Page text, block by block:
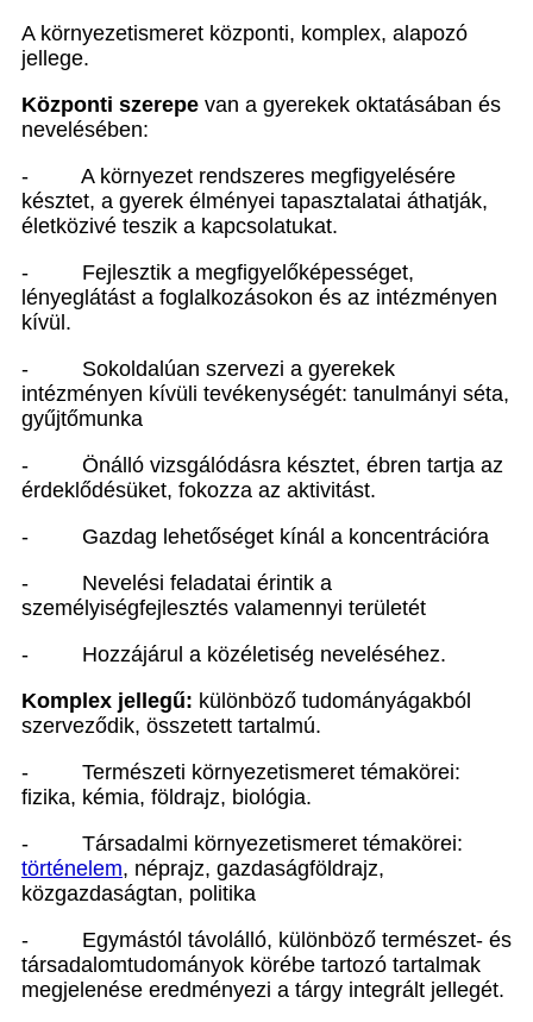
A környezetismeret központi, komplex, alapozó
jellege.
Központi szerepe van a gyerekek oktatásában és
nevelésében:
- A környezet rendszeres megfigyelésére
késztet, a gyerek élményei tapasztalatai áthatják,
életközivé teszik a kapcsolatukat.
- Fejlesztik a megfigyelőképességet,
lényeglátást a foglalkozásokon és az intézményen
kívül.
- Sokoldalúan szervezi a gyerekek
intézményen kívüli tevékenységét: tanulmányi séta,
gyűjtőmunka
- Önálló vizsgálódásra késztet, ébren tartja az
érdeklődésüket, fokozza az aktivitást.
- Gazdag lehetőséget kínál a koncentrációra
- Nevelési feladatai érintik a
személyiségfejlesztés valamennyi területét
- Hozzájárul a közéletiség neveléséhez.
Komplex jellegű: különböző tudományágakból
szerveződik, összetett tartalmú.
- Természeti környezetismeret témakörei:
fizika, kémia, földrajz, biológia.
- Társadalmi környezetismeret témakörei:
történelem, néprajz, gazdaságföldrajz,
közgazdaságtan, politika
- Egymástól távolálló, különböző természet- és
társadalomtudományok körébe tartozó tartalmak
megjelenése eredményezi a tárgy integrált jellegét.